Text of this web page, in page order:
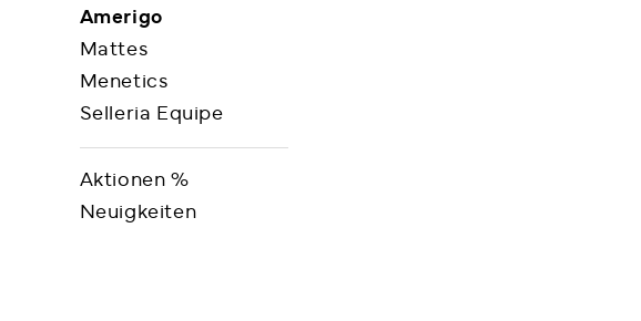
Amerigo
Mattes
Menetics
Selleria Equipe
Aktionen %
Neuigkeiten